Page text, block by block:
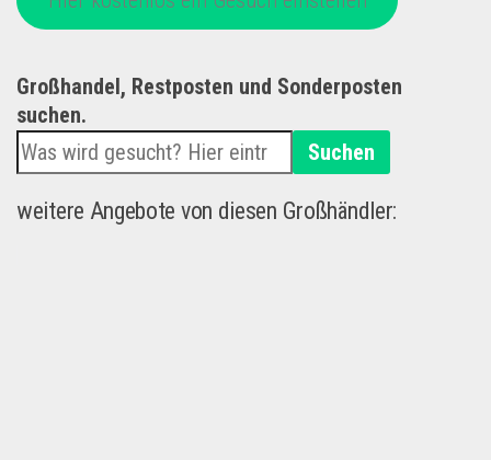
Großhandel, Restposten und Sonderposten
suchen.
Suchen
weitere Angebote von diesen Großhändler: